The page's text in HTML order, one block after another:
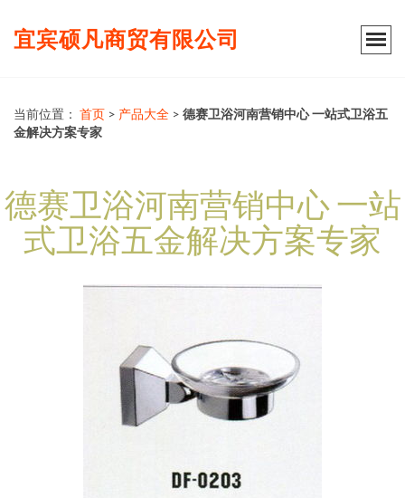
宜宾硕凡商贸有限公司
当前位置： 首页 > 产品大全 > 德赛卫浴河南营销中心 一站式卫浴五
金解决方案专家
德赛卫浴河南营销中心 一站
式卫浴五金解决方案专家